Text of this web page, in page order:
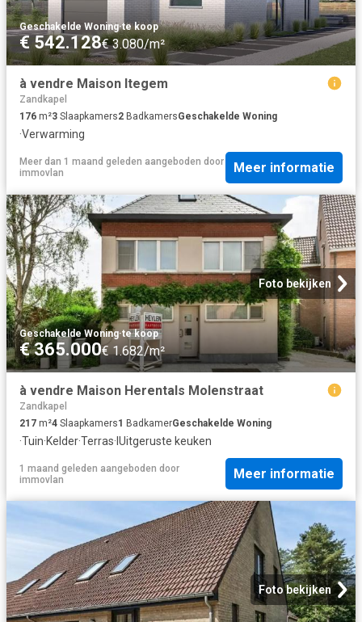
Geschakelde Woning·te koop
€ 542.128€ 3.080/m²
à vendre Maison Itegem
Zandkapel
176 m²3 Slaapkamers2 BadkamersGeschakelde Woning
·Verwarming
Meer dan 1 maand geleden aangeboden door
immovlan
Meer informatie
Foto bekijken
Geschakelde Woning·te koop
€ 365.000€ 1.682/m²
à vendre Maison Herentals Molenstraat
Zandkapel
217 m²4 Slaapkamers1 BadkamerGeschakelde Woning
·Tuin·Kelder·Terras· IUitgeruste keuken
1 maand geleden aangeboden door
immovlan
Meer informatie
Foto bekijken